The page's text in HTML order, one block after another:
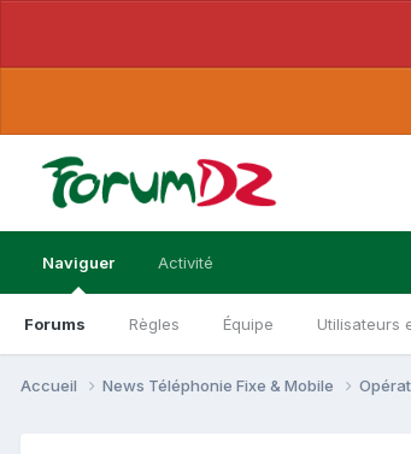
Naviguer
Forums Règles Équipe Utilisateurs
Activité
Accueil News Téléphonie Fixe & Mobile